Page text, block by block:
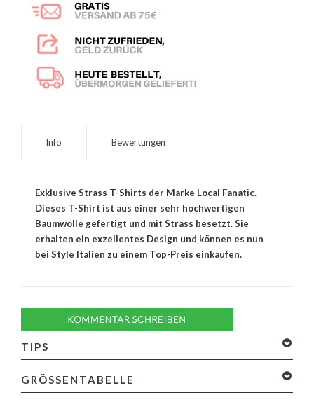
Info Bewertungen
Exklusive Strass T-Shirts der Marke Local Fanatic.
Dieses T-Shirt ist aus einer sehr hochwertigen
Baumwolle gefertigt und mit Strass besetzt. Sie
erhalten ein exzellentes Design und können es nun
bei Style Italien zu einem Top-Preis einkaufen.
TIPS
GRÖSSENTABELLE